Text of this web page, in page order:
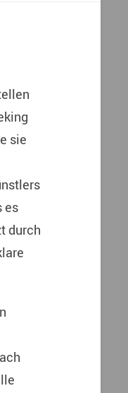
sie
es
durch